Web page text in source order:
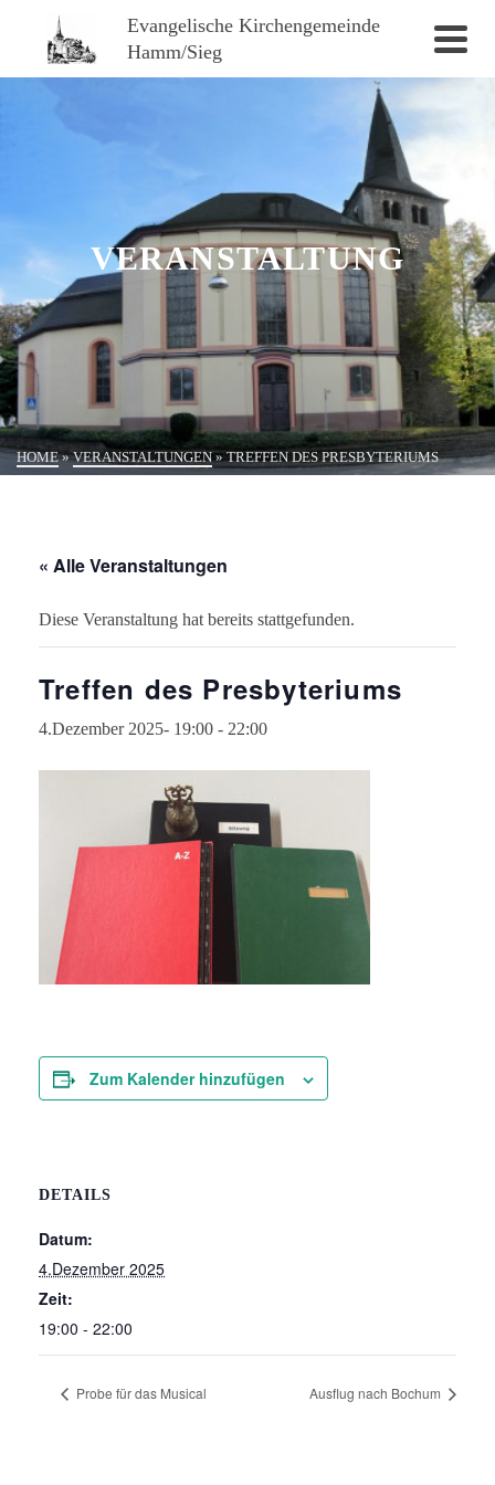
Evangelische Kirchengemeinde
Hamm/Sieg
VERANSTALTUNG
HOME » VERANSTALTUNGEN » TREFFEN DES PRESBYTERIUMS
« Alle Veranstaltungen
Diese Veranstaltung hat bereits stattgefunden.
Treffen des Presbyteriums
4.Dezember 2025- 19:00 - 22:00
Zum Kalender hinzufügen
DETAILS
Datum:
4.Dezember 2025
Zeit:
19:00 - 22:00
Probe für das Musical Ausflug nach Bochum